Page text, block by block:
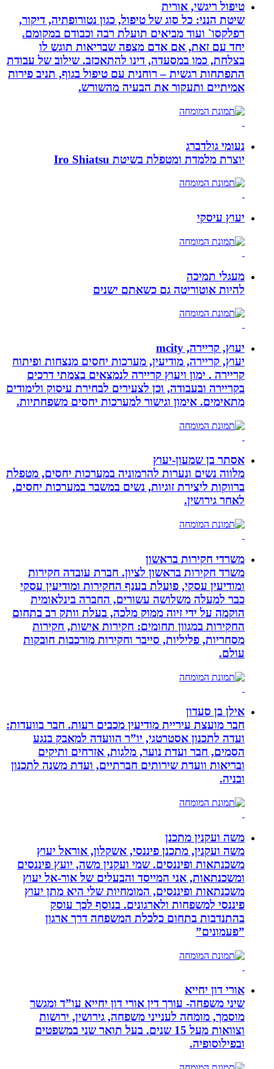
טיפול ריגשי, אורית
שיטת הנני: כל סוג של טיפול, כגון נטורופתיה, דיקור,
רפלקסו` ועוד מביאים תועלת רבה וכבודם במקומם.
יחד עם זאת, אם אדם מצפה שבריאות תוגש לו
בצלחת, כמו במסעדה, דינו להתאכזב. שילוב של עבודת
התפתחות רגשית – רוחנית עם טיפול בגוף, תניב פירות
אמיתיים ותעקור את הבעיה מהשורש.
נעומי גולדברג
יוצרת מלמדת ומטפלת בשיטת Iro Shiatsu
יעוץ עיסקי
מעגלי תמיכה
להיות אוטוריטה גם כשאתם ישנים
יעוץ, קריירה, mcity
יעוץ, קריירה, מודיעין, מערכות יחסים מנצחות ופיתוח
קריירה . ימון ויעוץ קריירה לנמצאים בצמתי דרכים
בקריירה ובעבודה, וכן לצעירים לבחירת עיסוק ולימודים
מתאימים. אימון וגישור למערכות יחסים משפחתיות.
אסתר בן שמעון-יעוץ
מלווה נשים ונערות להרמוניה במערכות יחסים, מטפלת
ברווקות ליצירת זוגיות, נשים במשבר במערכות יחסים,
לאחר גירושין.
משרדי חקירות בראשון
משרד חקירות בראשון לציון. חברת עובדה חקירות
ומודיעין עסקי, פועלת בענף החקירות ומודיעין עסקי
כבר למעלה משלושה עשורים, החברה בינלאומית
הוקמה על ידי זיוה ממוק מלכה, בעלת וותק רב בתחום
החקירות במגוון תחומים: חקירות אישות, חקירות
מסחריות, פליליות, סייבר וחקירות מורכבות חובקות
עולם.
אילן בן סעדון
חבר מועצת עיריית מודיעין מכבים רעות. חבר בוועדות:
ועדה לתכנון אסטרטגי, יו”ר הוועדה למאבק בנגע
הסמים, חבר ועדת נוער, מלגות, אזרחים ותיקים
ובריאות וועדת שירותים חברתיים, ועדת משנה לתכנון
משה ועקנין מתכנן
משה ועקנין, מתכנן פיננסי, אשקלון, אוראל יעוץ
משכנתאות ופיננסים. שמי ועקנין משה, יועץ פיננסים
ומשכנתאות, אני המייסד והבעלים של אור-אל יעוץ
משכנתאות ופיננסים, המומחיות שלי היא מתן יעוץ
פיננסי למשפחות ולארגונים. בנוסף לכך עוסק
בהתנדבות בתחום כלכלת המשפחה דרך ארגון
”פעמונים”
אורי דון יחייא
שיני משפחה- עורך דין אורי דון יחייא עו”ד ומגשר
מוסמך, מומחה לענייני משפחה, גירושין, ירושות
וצוואות מעל 15 שנים. בעל תואר שני במשפטים
ובפילוסופיה.